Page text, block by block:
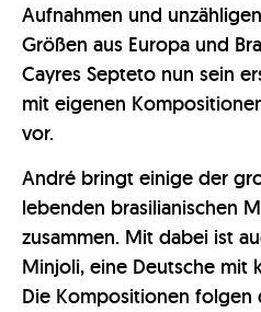
Aufnahmen und
Größen aus Europa und
Cayres Septeto nun sein
mit eigenen
vor.
André bringt einige der
lebenden brasilianischen
zusammen. Mit dabei ist
Minjoli, eine Deutsche mit
Die Kompositionen folgen